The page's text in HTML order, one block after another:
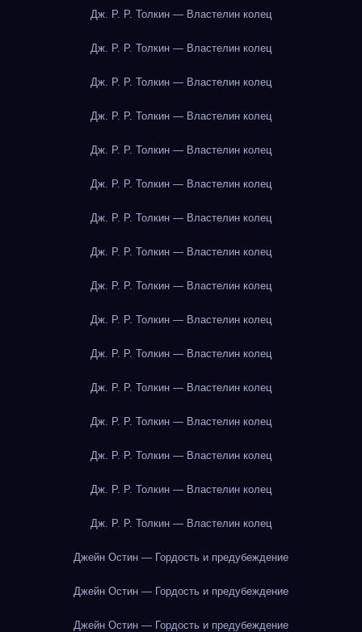
Дж. Р. Р. Толкин — Властелин колец
Дж. Р. Р. Толкин — Властелин колец
Дж. Р. Р. Толкин — Властелин колец
Дж. Р. Р. Толкин — Властелин колец
Дж. Р. Р. Толкин — Властелин колец
Дж. Р. Р. Толкин — Властелин колец
Дж. Р. Р. Толкин — Властелин колец
Дж. Р. Р. Толкин — Властелин колец
Дж. Р. Р. Толкин — Властелин колец
Дж. Р. Р. Толкин — Властелин колец
Дж. Р. Р. Толкин — Властелин колец
Дж. Р. Р. Толкин — Властелин колец
Дж. Р. Р. Толкин — Властелин колец
Дж. Р. Р. Толкин — Властелин колец
Дж. Р. Р. Толкин — Властелин колец
Дж. Р. Р. Толкин — Властелин колец
Джейн Остин — Гордость и предубеждение
Джейн Остин — Гордость и предубеждение
Джейн Остин — Гордость и предубеждение